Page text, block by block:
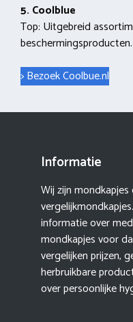
5. Coolblue
Top: Uitgebreid
beschermingsproducten.
> Bezoek Coolbue.nl
Informatie
Wij zijn
informatie over
mondkapjes voor
vergelijken prijzen,
herbruikbare
over persoonlijke